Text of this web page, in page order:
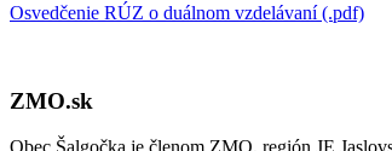
Osvedčenie RÚZ o duálnom vzdelávaní (.pdf)
ZMO.sk